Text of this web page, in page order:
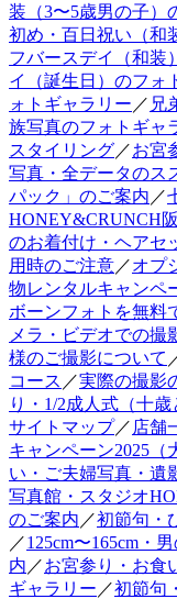
装（3〜5歳男の子）
初め・百日祝い（和
フバースデイ（和装
イ（誕生日）のフォ
ォトギャラリー ／ 兄
族写真のフォトギャ
スタイリング／お宮
写真・全データのス
パック」のご案内 ／
HONEY&CRUNCH
のお着付け・ヘアセ
用時のご注意／オプ
物レンタルキャンペ
ボーンフォトを無料
メラ・ビデオでの撮
様のご撮影について
コース ／実際の撮影
り・1/2成人式（十
サイトマップ／ 店舗
キャンペーン2025（
い・ご夫婦写真・遺
写真館・スタジオ
のご案内 ／初節句・
／125cm〜165cm・
内 ／お宮参り・お食
ギャラリー ／初節句